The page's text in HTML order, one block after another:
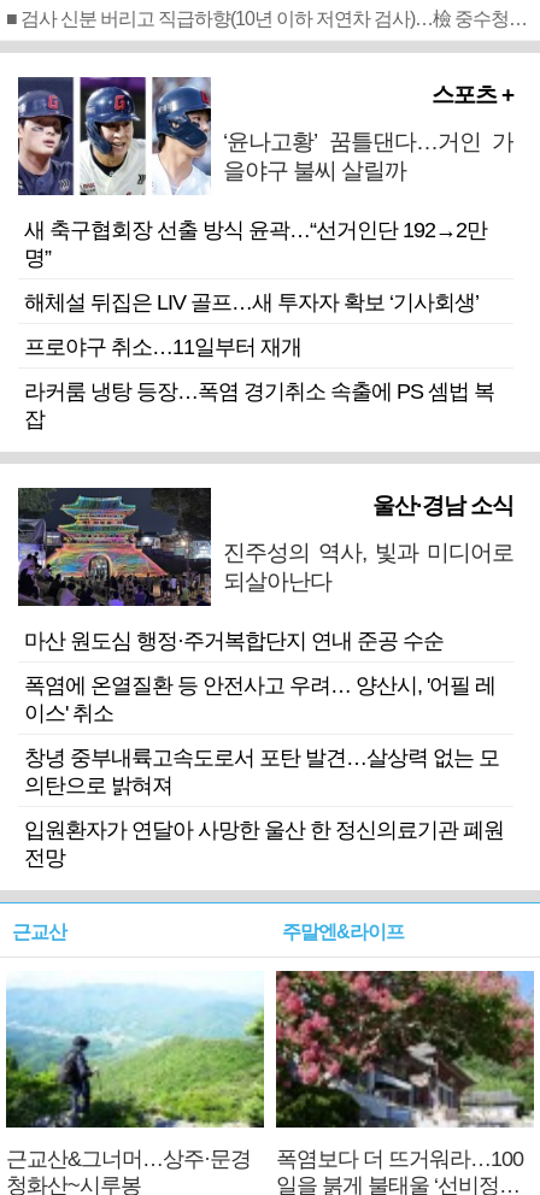
■ 검사 신분 버리고 직급하향(10년 이하 저연차 검사)…檢 중수청행 기피
스포츠 +
‘윤나고황’ 꿈틀댄다…거인 가
을야구 불씨 살릴까
새 축구협회장 선출 방식 윤곽…“선거인단 192→2만
명”
해체설 뒤집은 LIV 골프…새 투자자 확보 ‘기사회생’
프로야구 취소…11일부터 재개
라커룸 냉탕 등장…폭염 경기취소 속출에 PS 셈법 복
잡
울산·경남 소식
진주성의 역사, 빛과 미디어로
되살아난다
마산 원도심 행정·주거복합단지 연내 준공 수순
폭염에 온열질환 등 안전사고 우려… 양산시, '어필 레
이스' 취소
창녕 중부내륙고속도로서 포탄 발견…살상력 없는 모
의탄으로 밝혀져
입원환자가 연달아 사망한 울산 한 정신의료기관 폐원
전망
근교산
근교산&그너머…상주·문경
청화산~시루봉
주말엔&라이프
폭염보다 더 뜨거워라…100
일을 붉게 불태울 ‘선비정신’